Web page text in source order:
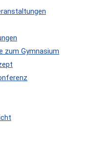
zum Gymnasium